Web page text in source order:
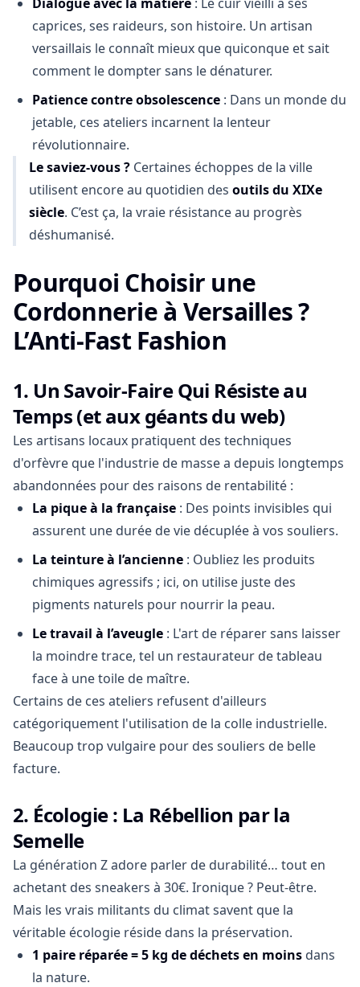
caprices, ses raideurs, son histoire. Un artisan
versaillais le connaît mieux que quiconque et sait
comment le dompter sans le dénaturer.
Patience contre obsolescence : Dans un monde du
jetable, ces ateliers incarnent la lenteur
révolutionnaire.
Le saviez-vous ? Certaines échoppes de la ville
utilisent encore au quotidien des outils du XIXe
siècle. C’est ça, la vraie résistance au progrès
déshumanisé.
Pourquoi Choisir une
Cordonnerie à Versailles ?
L’Anti-Fast Fashion
1. Un Savoir-Faire Qui Résiste au
Temps(et aux géants du web)
Les artisans locaux pratiquent des techniques
d'orfèvre que l'industrie de masse a depuis longtemps
abandonnées pour des raisons de rentabilité :
La pique à la française : Des points invisibles qui
assurent une durée de vie décuplée à vos souliers.
La teinture à l’ancienne : Oubliez les produits
chimiques agressifs ; ici, on utilise juste des
pigments naturels pour nourrir la peau.
Le travail à l’aveugle : L'art de réparer sans laisser
la moindre trace, tel un restaurateur de tableau
face à une toile de maître.
Certains de ces ateliers refusent d'ailleurs
catégoriquement l'utilisation de la colle industrielle.
Beaucoup trop vulgaire pour des souliers de belle
facture.
2. Écologie : La Rébellion par la
Semelle
La génération Z adore parler de durabilité… tout en
achetant des sneakers à 30€. Ironique ? Peut-être.
Mais les vrais militants du climat savent que la
véritable écologie réside dans la préservation.
1 paire réparée = 5 kg de déchets en moins dans
la nature.